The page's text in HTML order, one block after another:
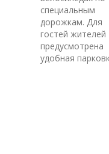
специальным
дорожкам. Для
гостей жителей
предусмотрена
удобная